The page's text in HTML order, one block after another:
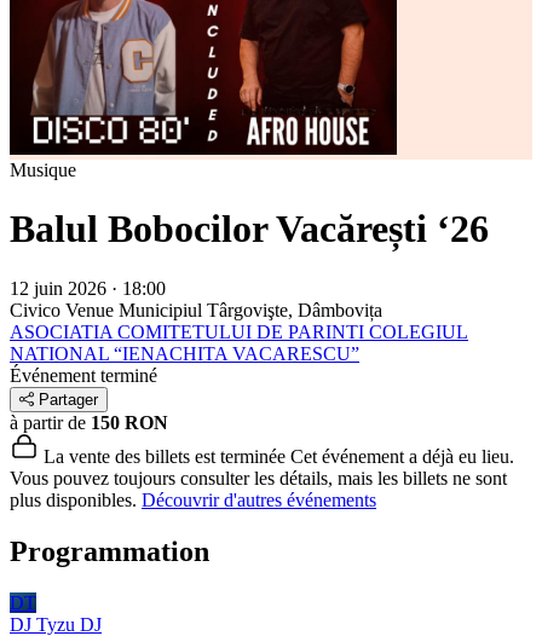
Musique
Balul Bobocilor Vacărești ‘26
12 juin 2026 · 18:00
Civico Venue Municipiul Târgovişte, Dâmbovița
ASOCIATIA COMITETULUI DE PARINTI COLEGIUL
NATIONAL “IENACHITA VACARESCU”
Événement terminé
Partager
à partir de 150 RON
La vente des billets est terminée Cet événement a déjà eu lieu.
Vous pouvez toujours consulter les détails, mais les billets ne sont
plus disponibles. Découvrir d'autres événements
Programmation
DT
DJ Tyzu DJ